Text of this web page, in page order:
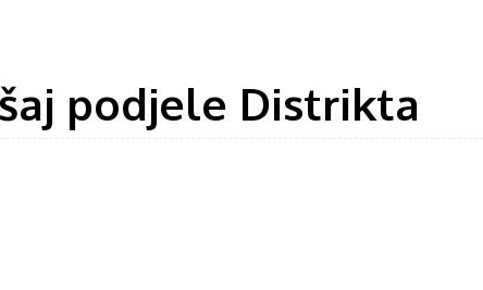
podjele Distrikta